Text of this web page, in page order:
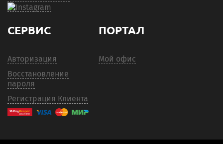
СЕРВИС
Авторизация
Восстановление
пароля
Регистрация Клиента
ПОРТАЛ
Мой офис